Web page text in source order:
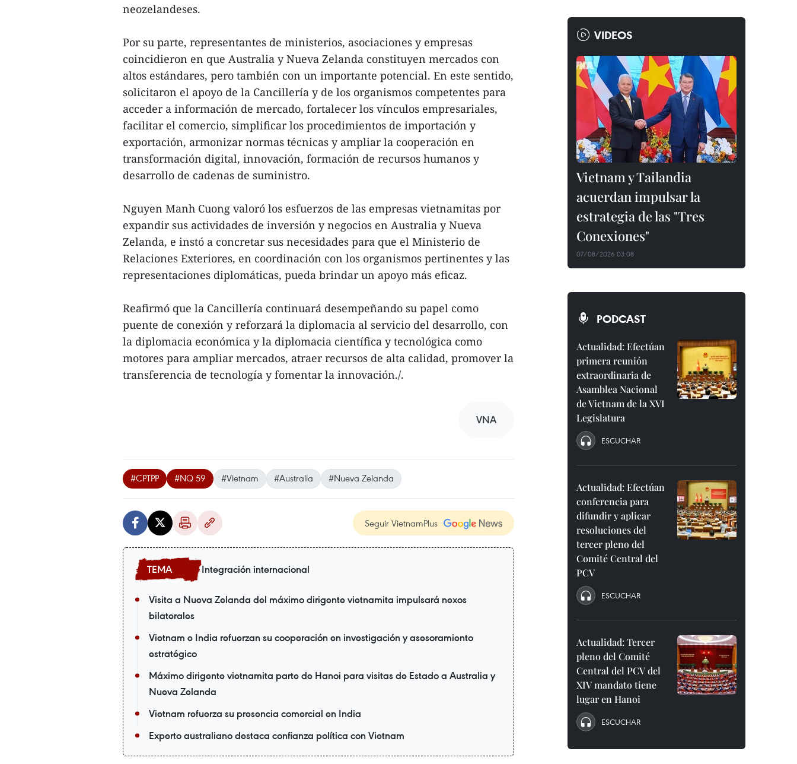
neozelandeses.
Por su parte, representantes de ministerios, asociaciones y empresas
coincidieron en que Australia y Nueva Zelanda constituyen mercados con
altos estándares, pero también con un importante potencial. En este sentido,
solicitaron el apoyo de la Cancillería y de los organismos competentes para
acceder a información de mercado, fortalecer los vínculos empresariales,
facilitar el comercio, simplificar los procedimientos de importación y
exportación, armonizar normas técnicas y ampliar la cooperación en
transformación digital, innovación, formación de recursos humanos y
desarrollo de cadenas de suministro.
Nguyen Manh Cuong valoró los esfuerzos de las empresas vietnamitas por
expandir sus actividades de inversión y negocios en Australia y Nueva
Zelanda, e instó a concretar sus necesidades para que el Ministerio de
Relaciones Exteriores, en coordinación con los organismos pertinentes y las
representaciones diplomáticas, pueda brindar un apoyo más eficaz.
Reafirmó que la Cancillería continuará desempeñando su papel como
puente de conexión y reforzará la diplomacia al servicio del desarrollo, con
la diplomacia económica y la diplomacia científica y tecnológica como
motores para ampliar mercados, atraer recursos de alta calidad, promover la
transferencia de tecnología y fomentar la innovación./.
VNA
#CPTPP #NQ 59 #Vietnam #Australia #Nueva Zelanda
Seguir VietnamPlus
Integración internacional
Visita a Nueva Zelanda del máximo dirigente vietnamita impulsará nexos
bilaterales
Vietnam e India refuerzan su cooperación en investigación y asesoramiento
estratégico
Máximo dirigente vietnamita parte de Hanoi para visitas de Estado a Australia y
Nueva Zelanda
Vietnam refuerza su presencia comercial en India
Experto australiano destaca confianza política con Vietnam
VIDEOS
Vietnam y Tailandia
acuerdan impulsar la
estrategia de las "Tres
Conexiones"
07/08/2026 03:08
PODCAST
Actualidad: Efectúan
primera reunión
extraordinaria de
Asamblea Nacional
de Vietnam de la XVI
Legislatura
ESCUCHAR
Actualidad: Efectúan
conferencia para
difundir y aplicar
resoluciones del
tercer pleno del
Comité Central del
PCV
ESCUCHAR
Actualidad: Tercer
pleno del Comité
Central del PCV del
XIV mandato tiene
lugar en Hanoi
ESCUCHAR